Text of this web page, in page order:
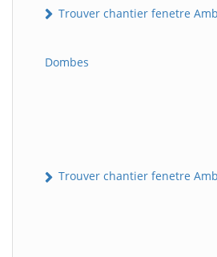
Trouver chantier fenetre
Dombes
Trouver chantier fenetre